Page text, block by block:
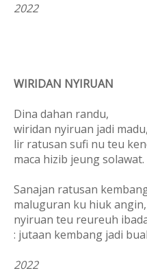
2022
WIRIDAN NYIRUAN
Dina dahan randu,
wiridan nyiruan jadi madu,
lir ratusan sufi nu teu
maca hizib jeung solawat.
Sanajan ratusan
maluguran ku hiuk angin,
nyiruan teu reureuh
: jutaan kembang jadi
2022